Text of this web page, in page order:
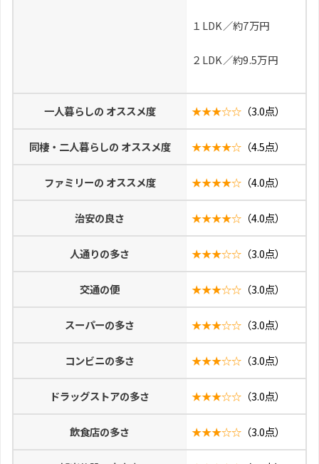
１LDK／約7万円
２LDK／約9.5万円
一人暮らしの オススメ度 ★★★☆☆ （3.0点）
同棲・二人暮らしの オススメ度 ★★★★☆ （4.5点）
ファミリーの オススメ度 ★★★★☆ （4.0点）
治安の良さ ★★★★☆ （4.0点）
人通りの多さ ★★★☆☆ （3.0点）
交通の便 ★★★☆☆ （3.0点）
スーパーの多さ ★★★☆☆ （3.0点）
コンビニの多さ ★★★☆☆ （3.0点）
ドラッグストアの多さ ★★★☆☆ （3.0点）
飲食店の多さ ★★★☆☆ （3.0点）